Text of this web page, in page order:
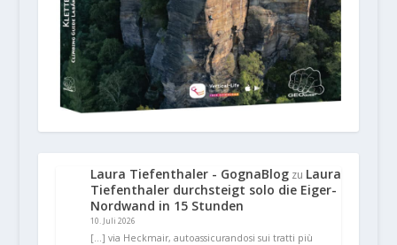
Laura Tiefenthaler - GognaBlogzu Laura
Tiefenthaler durchsteigt solo die Eiger-
Nordwand in 15 Stunden
10. Juli 2026
[…] via Heckmair, autoassicurandosi sui tratti più